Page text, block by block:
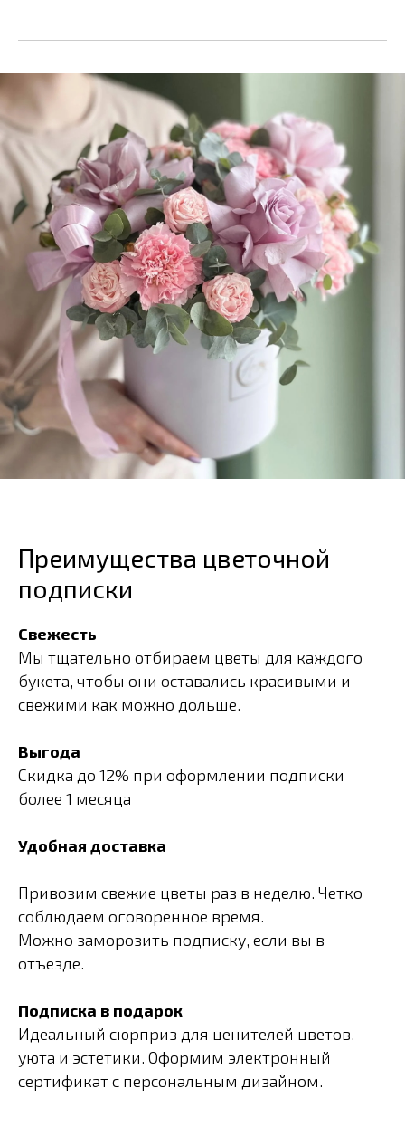
Преимущества цветочной
подписки
Свежесть
Мы тщательно отбираем цветы для каждого
букета, чтобы они оставались красивыми и
свежими как можно дольше.
Выгода
Скидка до 12% при оформлении подписки
более 1 месяца
Удобная доставка
Привозим свежие цветы раз в неделю. Четко
соблюдаем оговоренное время.
Можно заморозить подписку, если вы в
отъезде.
Подписка в подарок
Идеальный сюрприз для ценителей цветов,
уюта и эстетики. Оформим электронный
сертификат с персональным дизайном.